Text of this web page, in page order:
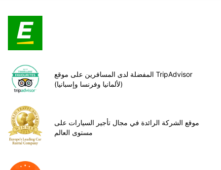
المفضلة لدى المسافرين على موقع TripAdvisor
(لألمانيا وفرنسا وإسبانيا)
موقع الشركة الرائدة في مجال تأجير السيارات على
مستوى العالم